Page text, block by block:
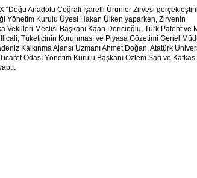
“Doğu Anadolu Coğrafi İşaretli Ürünler Zirvesi
Yönetim Kurulu Üyesi Hakan Ülken yaparken, Zirvenin
Vekilleri Meclisi Başkanı Kaan Dericioğlu, Türk Patent ve
Tüketicinin Korunması ve Piyasa Gözetimi Genel
Kalkınma Ajansı Uzmanı Ahmet Doğan, Atatürk
Odası Yönetim Kurulu Başkanı Özlem Sarı ve Kafkas